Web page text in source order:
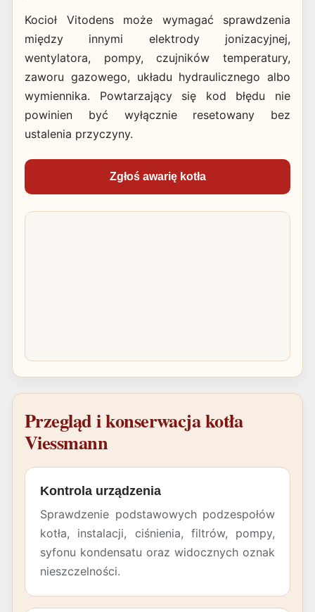
Kocioł Vitodens może wymagać sprawdzenia
między innymi elektrody jonizacyjnej,
wentylatora, pompy, czujników temperatury,
zaworu gazowego, układu hydraulicznego albo
wymiennika. Powtarzający się kod błędu nie
powinien być wyłącznie resetowany bez
ustalenia przyczyny.
Zgłoś awarię kotła
Przegląd i konserwacja kotła
Viessmann
Kontrola urządzenia
Sprawdzenie podstawowych podzespołów
kotła, instalacji, ciśnienia, filtrów, pompy,
syfonu kondensatu oraz widocznych oznak
nieszczelności.